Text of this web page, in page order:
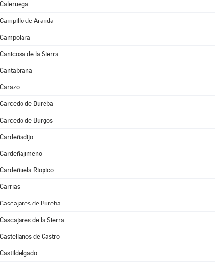
Caleruega
Campillo de Aranda
Campolara
Canicosa de la Sierra
Cantabrana
Carazo
Carcedo de Bureba
Carcedo de Burgos
Cardeñadijo
Cardeñajimeno
Cardeñuela Riopico
Carrias
Cascajares de Bureba
Cascajares de la Sierra
Castellanos de Castro
Castildelgado